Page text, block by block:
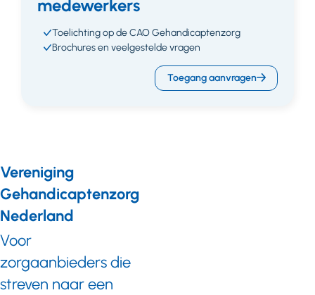
medewerkers
Toelichting op de CAO Gehandicaptenzorg
Brochures en veelgestelde vragen
Toegang aanvragen
Vereniging
Gehandicaptenzorg
Nederland
Voor
zorgaanbieders die
streven naar een